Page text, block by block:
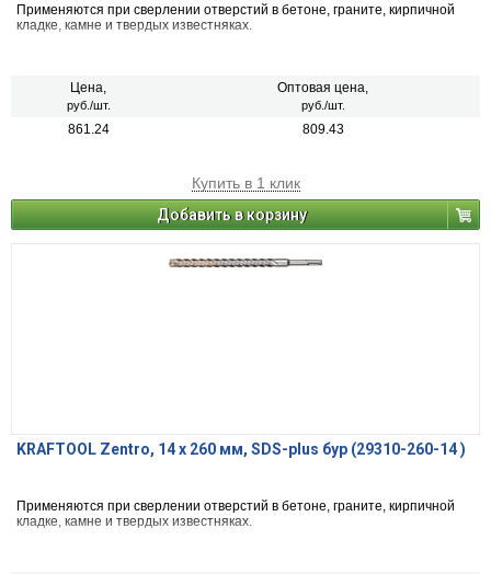
Применяются при сверлении отверстий в бетоне, граните, кирпичной
кладке, камне и твердых известняках.
Цена,
руб./шт.
Оптовая цена,
руб./шт.
861.24 809.43
Купить в 1 клик
Добавить в корзину
KRAFTOOL Zentro, 14 x 260 мм, SDS-plus бур (29310-260-14 )
Применяются при сверлении отверстий в бетоне, граните, кирпичной
кладке, камне и твердых известняках.